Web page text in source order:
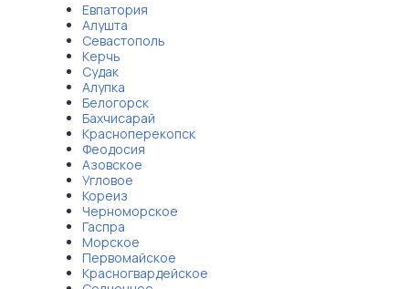
Евпатория
Алушта
Севастополь
Керчь
Судак
Алупка
Белогорск
Бахчисарай
Красноперекопск
Феодосия
Азовское
Угловое
Кореиз
Черноморское
Гаспра
Морское
Первомайское
Красногвардейское